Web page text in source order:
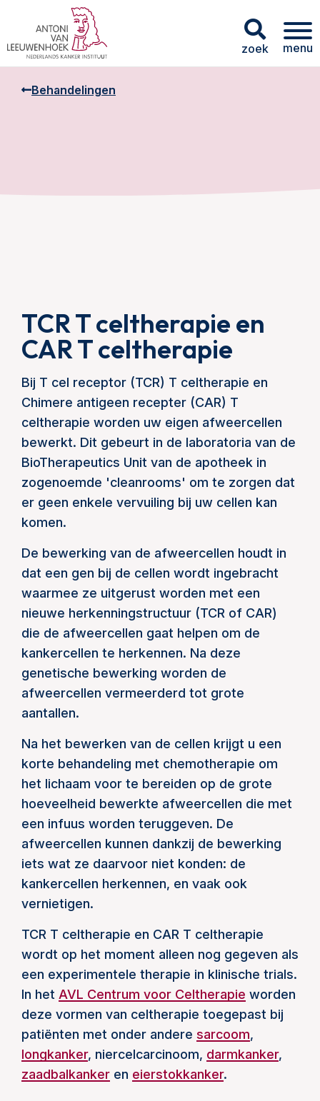
zoek menu
Behandelingen
TCR T celtherapie en
CAR T celtherapie
Bij T cel receptor (TCR) T celtherapie en
Chimere antigeen recepter (CAR) T
celtherapie worden uw eigen afweercellen
bewerkt. Dit gebeurt in de laboratoria van de
BioTherapeutics Unit van de apotheek in
zogenoemde 'cleanrooms' om te zorgen dat
er geen enkele vervuiling bij uw cellen kan
komen.
De bewerking van de afweercellen houdt in
dat een gen bij de cellen wordt ingebracht
waarmee ze uitgerust worden met een
nieuwe herkenningstructuur (TCR of CAR)
die de afweercellen gaat helpen om de
kankercellen te herkennen. Na deze
genetische bewerking worden de
afweercellen vermeerderd tot grote
aantallen.
Na het bewerken van de cellen krijgt u een
korte behandeling met chemotherapie om
het lichaam voor te bereiden op de grote
hoeveelheid bewerkte afweercellen die met
een infuus worden teruggeven. De
afweercellen kunnen dankzij de bewerking
iets wat ze daarvoor niet konden: de
kankercellen herkennen, en vaak ook
vernietigen.
TCR T celtherapie en CAR T celtherapie
wordt op het moment alleen nog gegeven als
een experimentele therapie in klinische trials.
In het AVL Centrum voor Celtherapie worden
deze vormen van celtherapie toegepast bij
patiënten met onder andere sarcoom,
longkanker, niercelcarcinoom, darmkanker,
zaadbalkanker en eierstokkanker.